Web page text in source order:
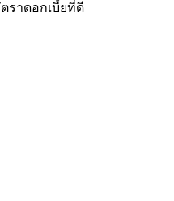
ราดอกเบี้ยที่ดี